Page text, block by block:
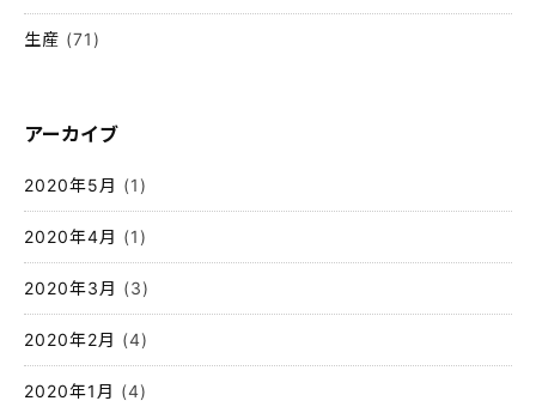
生産 (71)
アーカイブ
2020年5月 (1)
2020年4月 (1)
2020年3月 (3)
2020年2月 (4)
2020年1月 (4)